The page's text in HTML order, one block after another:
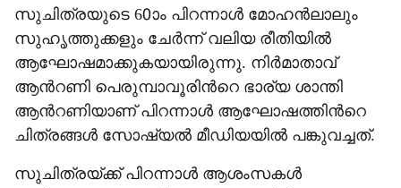
സുചിത്രയുടെ 60ാം പിറന്നാൾ മോഹൻലാലും
സുഹൃത്തുക്കളും ചേർന്ന് വലിയ രീതിയിൽ
ആഘോഷമാക്കുകയായിരുന്നു. നിർമാതാവ്
ആന്‍റണി പെരുമ്പാവൂരിന്‍റെ ഭാര്യ ശാന്തി
ആന്‍റണിയാണ് പിറന്നാൾ ആഘോഷത്തിന്‍റെ
ചിത്രങ്ങൾ സോഷ്യൽ മീഡിയയിൽ പങ്കുവച്ചത്.
സുചിത്രയ്ക്ക് പിറന്നാൾ ആശംസകൾ